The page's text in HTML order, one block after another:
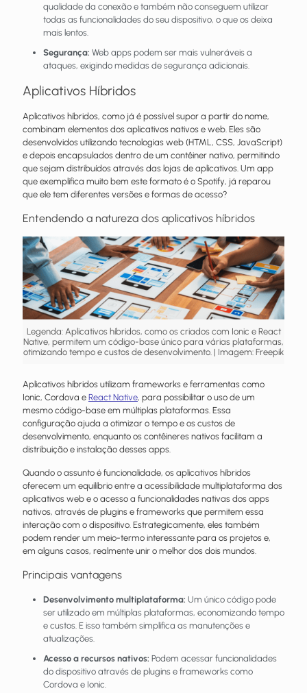
qualidade da conexão e também não conseguem utilizar
todas as funcionalidades do seu dispositivo, o que os deixa
mais lentos.
Segurança: Web apps podem ser mais vulneráveis a
ataques, exigindo medidas de segurança adicionais.
Aplicativos Híbridos
Aplicativos híbridos, como já é possível supor a partir do nome,
combinam elementos dos aplicativos nativos e web. Eles são
desenvolvidos utilizando tecnologias web (HTML, CSS, JavaScript)
e depois encapsulados dentro de um contêiner nativo, permitindo
que sejam distribuídos através das lojas de aplicativos. Um app
que exemplifica muito bem este formato é o Spotify, já reparou
que ele tem diferentes versões e formas de acesso?
Entendendo a natureza dos aplicativos híbridos
Legenda: Aplicativos híbridos, como os criados com Ionic e React
Native, permitem um código-base único para várias plataformas,
otimizando tempo e custos de desenvolvimento. | Imagem: Freepik
Aplicativos híbridos utilizam frameworks e ferramentas como
Ionic, Cordova e React Native, para possibilitar o uso de um
mesmo código-base em múltiplas plataformas. Essa
configuração ajuda a otimizar o tempo e os custos de
desenvolvimento, enquanto os contêineres nativos facilitam a
distribuição e instalação desses apps.
Quando o assunto é funcionalidade, os aplicativos híbridos
oferecem um equilíbrio entre a acessibilidade multiplataforma dos
aplicativos web e o acesso a funcionalidades nativas dos apps
nativos, através de plugins e frameworks que permitem essa
interação com o dispositivo. Estrategicamente, eles também
podem render um meio-termo interessante para os projetos e,
em alguns casos, realmente unir o melhor dos dois mundos.
Principais vantagens
Desenvolvimento multiplataforma: Um único código pode
ser utilizado em múltiplas plataformas, economizando tempo
e custos. E isso também simplifica as manutenções e
atualizações.
Acesso a recursos nativos: Podem acessar funcionalidades
do dispositivo através de plugins e frameworks como
Cordova e Ionic.